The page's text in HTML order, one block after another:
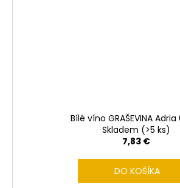
Bílé víno GRAŠEVINA Adria
Skladem (>5 ks)
7,83 €
DO KOŠÍKA